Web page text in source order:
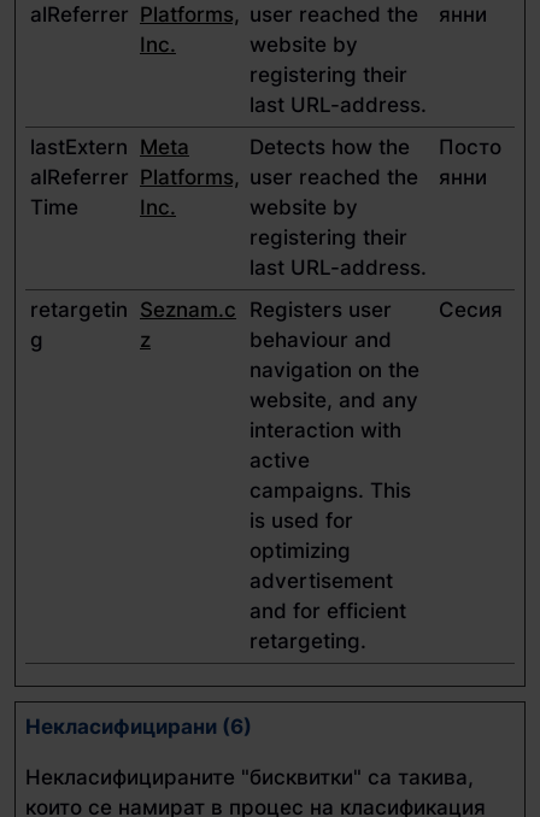
alReferrer Platforms,
Inc.
user reached the
website by
registering their
last URL-address.
янни
lastExtern
alReferrer
Time
Meta
Platforms,
Inc.
Detects how the
user reached the
website by
registering their
last URL-address.
Посто
янни
retargetin
g
Seznam.c
z
Registers user
behaviour and
navigation on the
website, and any
interaction with
active
campaigns. This
is used for
optimizing
advertisement
and for efficient
retargeting.
Сесия
Некласифицирани (6)
Некласифицираните "бисквитки" са такива,
които се намират в процес на класификация